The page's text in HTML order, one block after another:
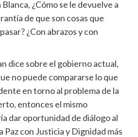
¿Cómo se le devuelve a
de que son cosas que
¿Con abrazos y con
dice sobre el gobierno actual,
no puede compararse lo que
en torno al problema de la
entonces el mismo
dar oportunidad de diálogo al
con Justicia y Dignidad más